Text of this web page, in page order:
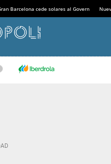
Barcelona cede solares al Govern